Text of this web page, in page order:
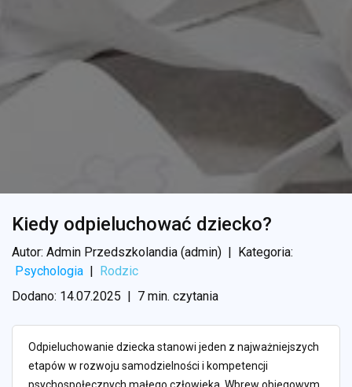
Kiedy odpieluchować dziecko?
Autor: Admin Przedszkolandia (admin) | Kategoria:
Psychologia | Rodzic
Dodano: 14.07.2025 | 7 min. czytania
Odpieluchowanie dziecka stanowi jeden z najważniejszych
etapów w rozwoju samodzielności i kompetencji